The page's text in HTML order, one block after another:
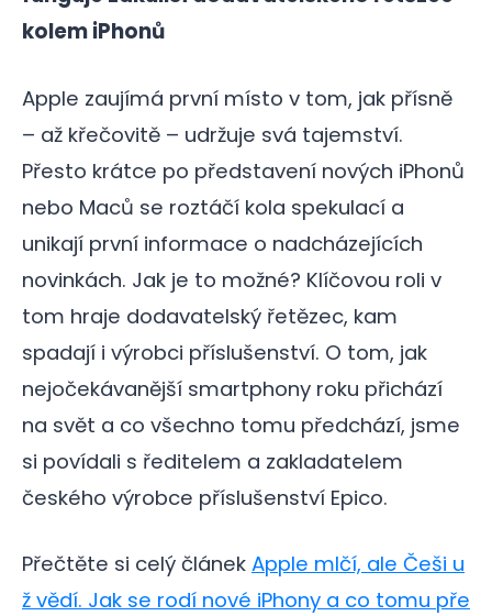
kolem iPhonů
Apple zaujímá první místo v tom, jak přísně
– až křečovitě – udržuje svá tajemství.
Přesto krátce po představení nových iPhonů
nebo Maců se roztáčí kola spekulací a
unikají první informace o nadcházejících
novinkách. Jak je to možné? Klíčovou roli v
tom hraje dodavatelský řetězec, kam
spadají i výrobci příslušenství. O tom, jak
nejočekávanější smartphony roku přichází
na svět a co všechno tomu předchází, jsme
si povídali s ředitelem a zakladatelem
českého výrobce příslušenství Epico.
Přečtěte si celý článek Apple mlčí, ale Češi u
ž vědí. Jak se rodí nové iPhony a co tomu pře